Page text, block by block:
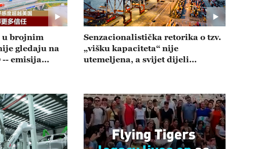
u brojnim
gledaju na
-- emisija
Senzacionalistička retorika o tzv.
„višku kapaciteta“ nije
utemeljena, a svijet dijeli